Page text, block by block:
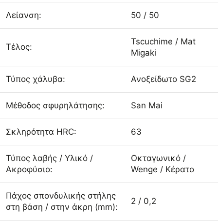
Λείανση: 50 / 50
Τέλος:
Tscuchime / Mat
Migaki
Τύπος χάλυβα: Ανοξείδωτο SG2
Μέθοδος σφυρηλάτησης: San Mai
Σκληρότητα HRC: 63
Τύπος λαβής / Υλικό /
Ακροφύσιο:
Οκταγωνικό /
Wenge / Κέρατο
Πάχος σπονδυλικής στήλης
στη βάση / στην άκρη (mm):
2 / 0,2